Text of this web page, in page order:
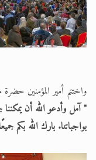
واختتم أمير المؤمنين
" آمل وأدعو الله أن
بواجباتنا. بارك الله بكم